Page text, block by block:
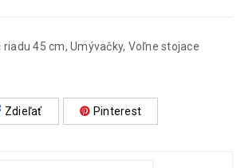
riadu 45 cm, Umývačky, Voľne stojace
Zdieľať Pinterest